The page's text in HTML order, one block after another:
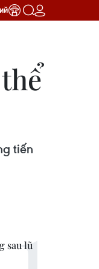
tiến
sau lũ